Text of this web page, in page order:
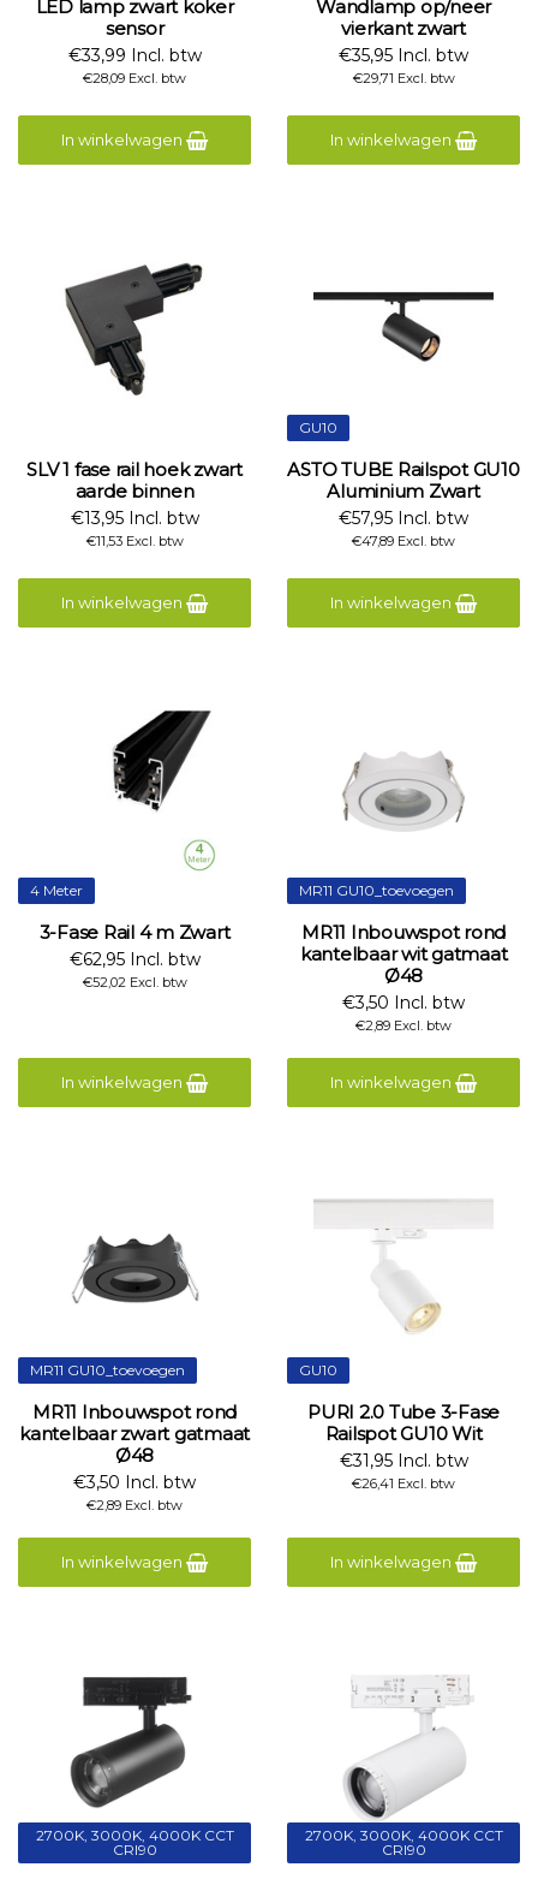
LED lamp zwart koker
sensor
€33,99 Incl. btw
€28,09 Excl. btw
In winkelwagen
Wandlamp op/neer
vierkant zwart
€35,95 Incl. btw
€29,71 Excl. btw
In winkelwagen
SLV 1 fase rail hoek zwart
aarde binnen
€13,95 Incl. btw
€11,53 Excl. btw
In winkelwagen
GU10
ASTO TUBE Railspot GU10
Aluminium Zwart
€57,95 Incl. btw
€47,89 Excl. btw
In winkelwagen
4 Meter
3-Fase Rail 4 m Zwart
€62,95 Incl. btw
€52,02 Excl. btw
In winkelwagen
MR11 GU10_toevoegen
MR11 Inbouwspot rond
kantelbaar wit gatmaat
Ø48
€3,50 Incl. btw
€2,89 Excl. btw
In winkelwagen
MR11 GU10_toevoegen
MR11 Inbouwspot rond
kantelbaar zwart gatmaat
Ø48
€3,50 Incl. btw
€2,89 Excl. btw
In winkelwagen
GU10
PURI 2.0 Tube 3-Fase
Railspot GU10 Wit
€31,95 Incl. btw
€26,41 Excl. btw
In winkelwagen
2700K, 3000K, 4000K CCT
CRI90
2700K, 3000K, 4000K CCT
CRI90